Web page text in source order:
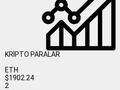
KRİPTO PARALAR
ETH
$1902.24
2